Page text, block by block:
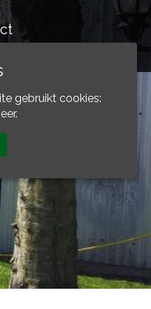
gebruikt cookies: